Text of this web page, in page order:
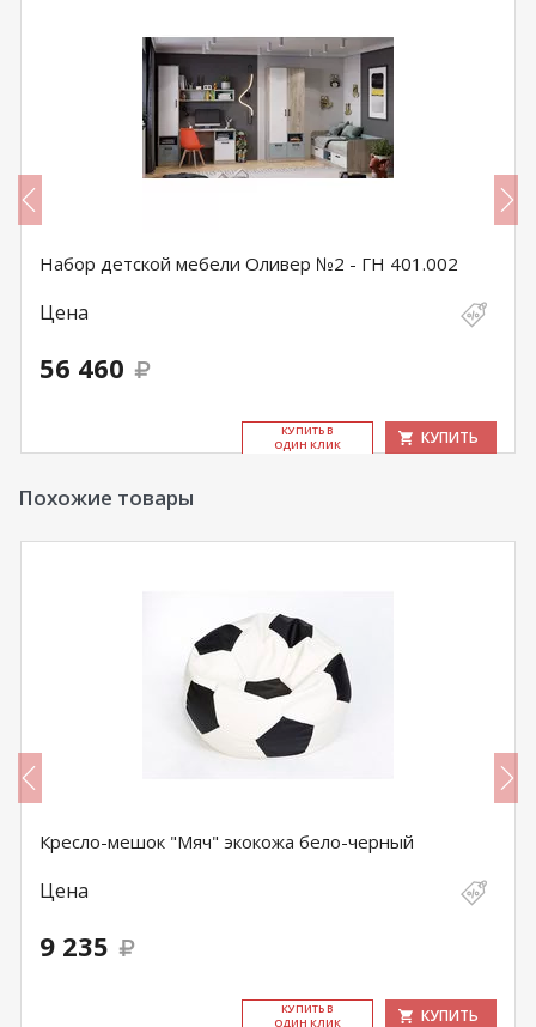
Набор детской мебели Оливер №2 - ГН 401.002
Цена
56 460
КУ­ПИТЬ В
ОДИН КЛИК
КУПИТЬ
Похожие товары
Кресло-мешок "Мяч" экокожа бело-черный
Цена
9 235
КУ­ПИТЬ В
ОДИН КЛИК
КУПИТЬ